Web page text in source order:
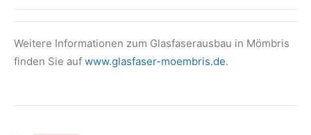
Weitere Informationen zum Glasfaserausbau in Mömbris
finden Sie auf www.glasfaser-moembris.de.